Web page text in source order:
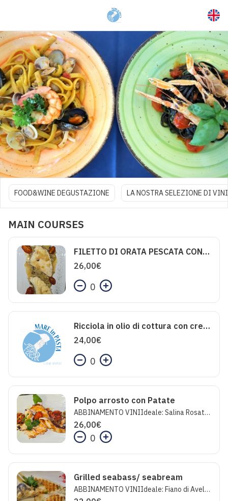
FOOD&WINE DEGUSTAZIONE LA NOSTRA SELEZIONE DI
MAIN COURSES
FILETTO DI ORATA PESCATA CON CARCIOFI SPINA
26,00€
0
Ricciola in olio di cottura con crema di patata viola e polvere di olive
24,00€
0
Polpo arrosto con Patate
ABBINAMENTO VINIIdeale: Salina Rosato - Tenuta ColosiInaspettato: Passerina - Casal FarnetoFolle: Champagne Le Prestige - Erard Salmon.
26,00€
0
Grilled seabass/ seabream
ABBINAMENTO VINIIdeale: Fiano di Avellino - Storie Feudi San GregorioInaspettato: Pecorino Superiore - MarramieroFolle: Champagne Le Prestige - Erard Salmon.